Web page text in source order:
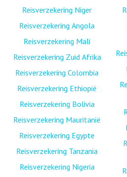
Reisverzekering Niger
Reisverzekering Angola
Reisverzekering Mali
Reisverzekering Zuid Afrika
Reisverzekering Colombia
Reisverzekering Ethiopië
Reisverzekering Bolivia
Reisverzekering Mauritanië
Reisverzekering Egypte
Reisverzekering Tanzania
Reisverzekering Nigeria